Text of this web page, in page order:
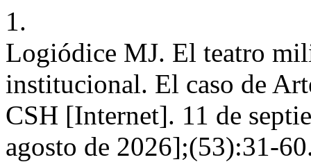
1.
Logiódice MJ. El teatro
institucional. El caso de
CSH [Internet]. 11 de
agosto de 2026];(53):31-